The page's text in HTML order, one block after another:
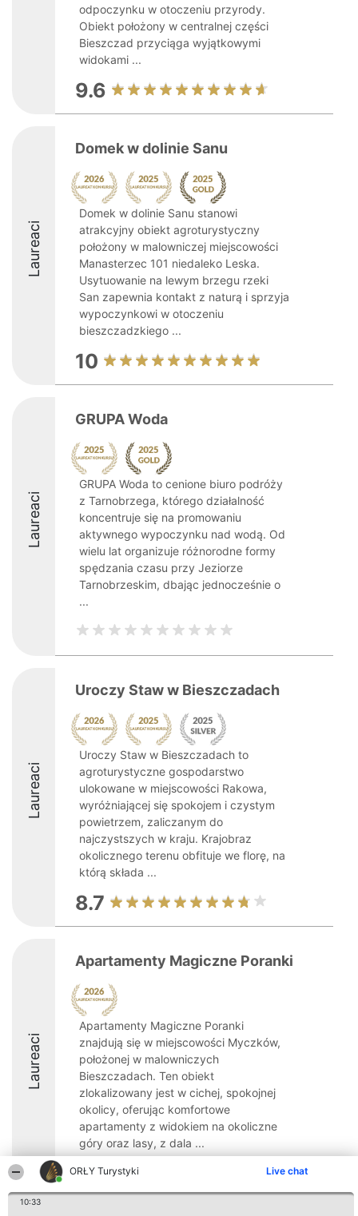
ORŁY Turystyki Live chat
10:33
odpoczynku w otoczeniu przyrody.
Obiekt położony w centralnej części
Bieszczad przyciąga wyjątkowymi
widokami ...
9.6
Laureaci
Domek w dolinie Sanu
Domek w dolinie Sanu stanowi
atrakcyjny obiekt agroturystyczny
położony w malowniczej miejscowości
Manasterzec 101 niedaleko Leska.
Usytuowanie na lewym brzegu rzeki
San zapewnia kontakt z naturą i sprzyja
wypoczynkowi w otoczeniu
bieszczadzkiego ...
10
Laureaci
GRUPA Woda
GRUPA Woda to cenione biuro podróży
z Tarnobrzega, którego działalność
koncentruje się na promowaniu
aktywnego wypoczynku nad wodą. Od
wielu lat organizuje różnorodne formy
spędzania czasu przy Jeziorze
Tarnobrzeskim, dbając jednocześnie o
...
Laureaci
Uroczy Staw w Bieszczadach
Uroczy Staw w Bieszczadach to
agroturystyczne gospodarstwo
ulokowane w miejscowości Rakowa,
wyróżniającej się spokojem i czystym
powietrzem, zaliczanym do
najczystszych w kraju. Krajobraz
okolicznego terenu obfituje we florę, na
którą składa ...
8.7
Laureaci
Apartamenty Magiczne Poranki
Apartamenty Magiczne Poranki
znajdują się w miejscowości Myczków,
położonej w malowniczych
Bieszczadach. Ten obiekt
zlokalizowany jest w cichej, spokojnej
okolicy, oferując komfortowe
apartamenty z widokiem na okoliczne
góry oraz lasy, z dala ...
8.5